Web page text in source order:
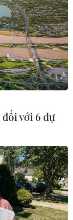
Bank
Mỹ
với 6 dự